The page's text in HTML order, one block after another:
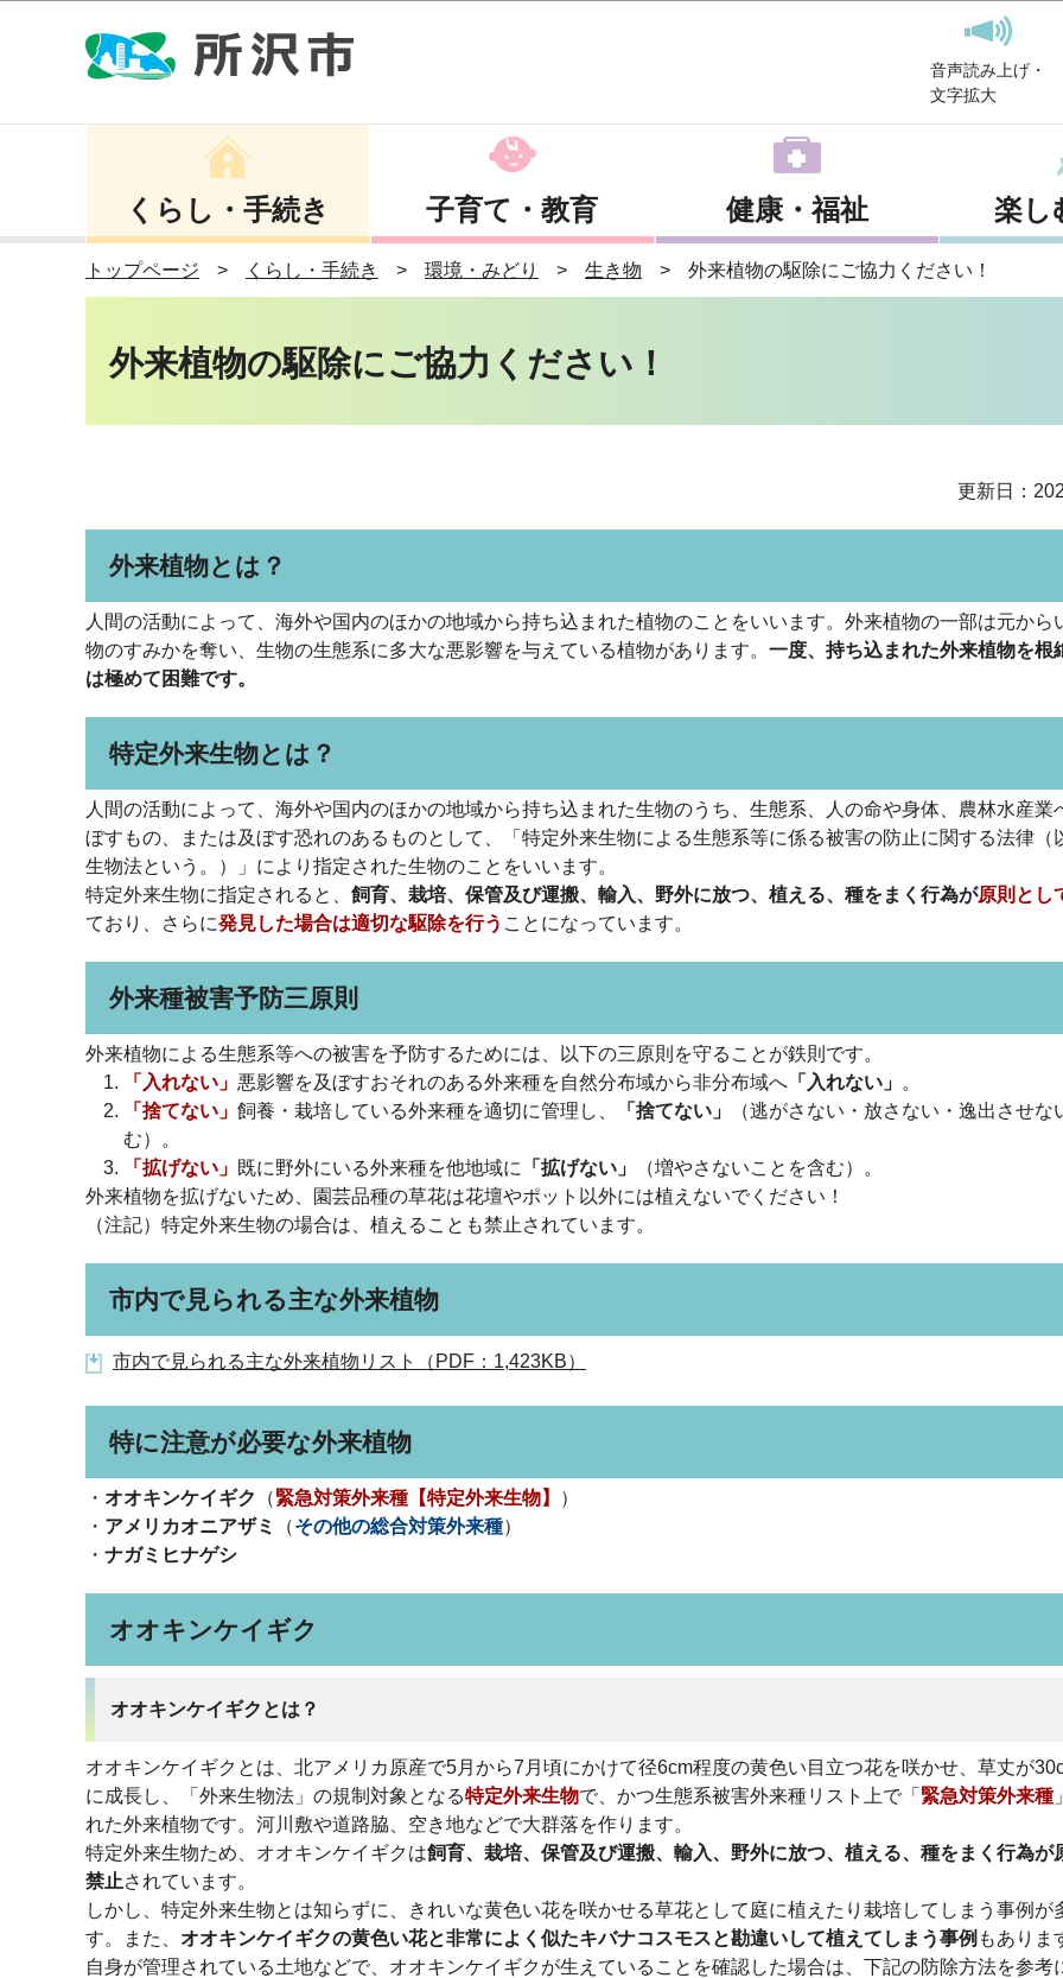
音声読み上げ・
文字拡大
くらし・手続き 子育て・教育 健康・福祉 楽し
トップページ くらし・手続き 環境・みどり 生き物 外来植物の駆除にご協力ください！
外来植物の駆除にご協力ください！
更新日：
外来植物とは？
人間の活動によって、海外や国内のほかの地域から持ち込まれた植物のことをいいます。外来植物の一部は元から
物のすみかを奪い、生物の生態系に多大な悪影響を与えている植物があります。 一度、持ち込まれた外来植物を根
は極めて困難です。
特定外来生物とは？
人間の活動によって、海外や国内のほかの地域から持ち込まれた生物のうち、生態系、人の命や身体、農林水産業
ぼすもの、または及ぼす恐れのあるものとして、「特定外来生物による生態系等に係る被害の防止に関する法律（
生物法という。）」により指定された生物のことをいいます。
特定外来生物に指定されると、 飼育、栽培、保管及び運搬、輸入、野外に放つ、植える、種をまく行為が原則とし
ており、さらに発見した場合は適切な駆除を行う ことになっています。
外来種被害予防三原則
外来植物による生態系等への被害を予防するためには、以下の三原則を守ることが鉄則です。
「入れない」 悪影響を及ぼすおそれのある外来種を自然分布域から非分布域へ 「入れない」 。
「捨てない」 飼養・栽培している外来種を適切に管理し、 「捨てない」
（逃がさない・放さない・逸出させな
む）。
「拡げない」 既に野外にいる外来種を他地域に 「拡げない」
（増やさないことを含む）。
外来植物を拡げないため、園芸品種の草花は花壇やポット以外には植えないでください！
（注記）特定外来生物の場合は、植えることも禁止されています。
市内で見られる主な外来植物
市内で見られる主な外来植物リスト（PDF：1,423KB）
特に注意が必要な外来植物
・ オオキンケイギク （緊急対策外来種【特定外来生物】
）
・ アメリカオニアザミ （その他の総合対策外来種）
・ ナガミヒナゲシ
オオキンケイギク
オオキンケイギクとは？
オオキンケイギクとは、北アメリカ原産で5月から7月頃にかけて径6cm程度の黄色い目立つ花を咲かせ、草丈が
に成長し、「外来生物法」の規制対象となる特定外来生物で、かつ生態系被害外来種リスト上で「 緊急対策外来種
れた外来植物です。河川敷や道路脇、空き地などで大群落を作ります。
特定外来生物ため、オオキンケイギクは飼育、栽培、保管及び運搬、輸入、野外に放つ、植える、種をまく行為が
禁止されています。
しかし、特定外来生物とは知らずに、きれいな黄色い花を咲かせる草花として庭に植えたり栽培してしまう事例が
す。また、 オオキンケイギクの黄色い花と非常によく似たキバナコスモスと勘違いして植えてしまう事例 もありま
自身が管理されている土地などで、オオキンケイギクが生えていることを確認した場合は、下記の防除方法を参考